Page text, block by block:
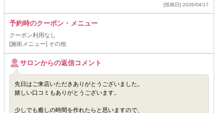
[投稿日] 2026/04/17
予約時のクーポン・メニュー
クーポン利用なし
[施術メニュー] その他
サロンからの返信コメント
先日はご来店いただきありがとうございました。
嬉しい口コミもありがとうございます。
少しでも癒しの時間を作れたらと思いますので、